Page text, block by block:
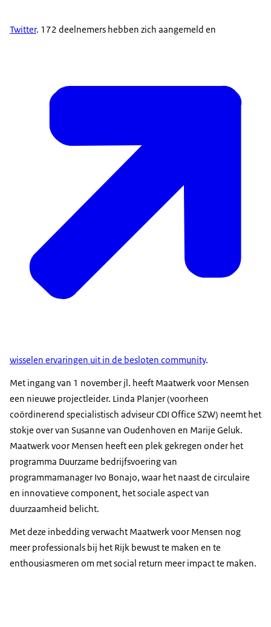
Twitter. 172 deelnemers hebben zich aangemeld en
wisselen ervaringen uit in de besloten community.
Met ingang van 1 november jl. heeft Maatwerk voor Mensen
een nieuwe projectleider. Linda Planjer (voorheen
coördinerend specialistisch adviseur CDI Office SZW) neemt het
stokje over van Susanne van Oudenhoven en Marije Geluk.
Maatwerk voor Mensen heeft een plek gekregen onder het
programma Duurzame bedrijfsvoering van
programmamanager Ivo Bonajo, waar het naast de circulaire
en innovatieve component, het sociale aspect van
duurzaamheid belicht.
Met deze inbedding verwacht Maatwerk voor Mensen nog
meer professionals bij het Rijk bewust te maken en te
enthousiasmeren om met social return meer impact te maken.